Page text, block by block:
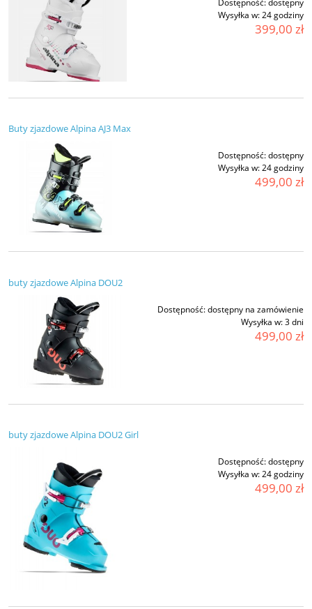
Dostępność:dostępny
Wysyłka w:24 godziny
399,00 zł
Buty zjazdowe Alpina AJ3 Max
Dostępność:dostępny
Wysyłka w:24 godziny
499,00 zł
buty zjazdowe Alpina DOU2
Dostępność:dostępny na zamówienie
Wysyłka w:3 dni
499,00 zł
buty zjazdowe Alpina DOU2 Girl
Dostępność:dostępny
Wysyłka w:24 godziny
499,00 zł